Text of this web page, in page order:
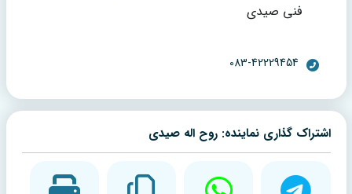
فنی صیدی
083-42229454
اشتراک گذاری نماینده: روح اله صیدی